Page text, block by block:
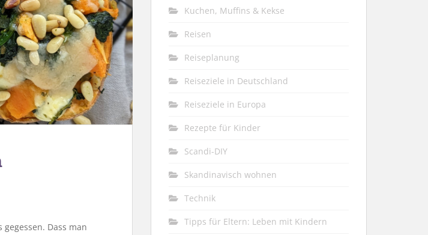
Dass man
Kuchen, Muffins & Kekse
Reisen
Reiseplanung
Reiseziele in Deutschland
Reiseziele in Europa
Rezepte für Kinder
Scandi-DIY
Skandinavisch wohnen
Technik
Tipps für Eltern: Leben mit Kindern